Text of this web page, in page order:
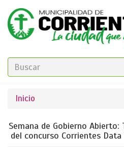
Pasar
contenido
principal
FORMULARIO
BÚSQUEDA
Se
encuentra
usted
Inicio
Semana de Gobierno
del concurso Corrientes Data